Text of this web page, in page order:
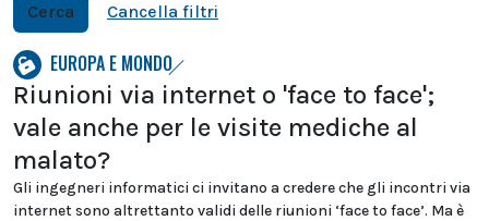
Cerca Cancella filtri
EUROPA E MONDO
Riunioni via internet o 'face to face';
vale anche per le visite mediche al
malato?
Gli ingegneri informatici ci invitano a credere che gli incontri via
internet sono altrettanto validi delle riunioni ‘face to face’. Ma è